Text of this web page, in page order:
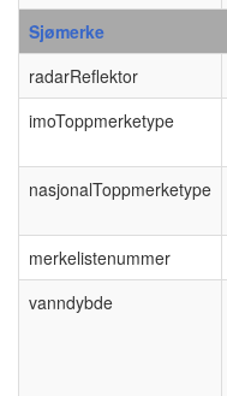
Sjømerke
radarReflektor
imoToppmerketype
nasjonalToppmerketype
merkelistenummer
vanndybde